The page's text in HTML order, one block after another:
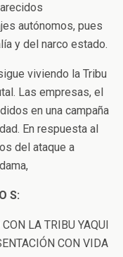
autónomos, pues
y del narco estado.
viviendo la Tribu
Las empresas, el
en una campaña
En respuesta al
del ataque a
S:
LA TRIBU YAQUI
CON VIDA